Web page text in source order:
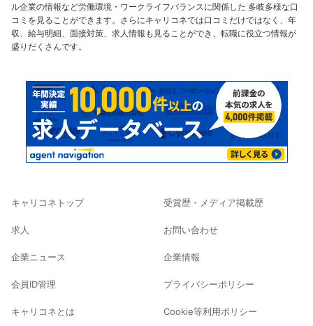
ル企業の情報など労働環境・ワークライフバランスに関係した 多岐多様な口
コミを見ることができます。さらにキャリコネでは口コミだけではなく、年
収、給与明細、面接対策、求人情報も見ることができ、転職に役立つ情報が
盛りだくさんです。
キャリコネトップ
求人
企業ニュース
会員ID管理
キャリコネとは
受賞歴・メディア掲載歴
お問い合わせ
企業情報
プライバシーポリシー
Cookie等利用ポリシー